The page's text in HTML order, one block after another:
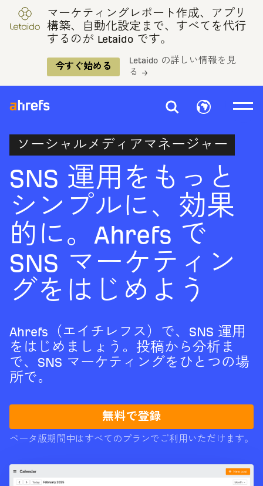
マーケティングレポート作成、アプリ
構築、自動化設定まで、すべてを代行
するのが Letaido です。
今すぐ始める
Letaido の詳しい情報を見
る →
ソーシャルメディアマネージャー
SNS 運用をもっと
シンプルに、効果
的に。Ahrefs で
SNS マーケティン
グをはじめよう
Ahrefs（エイチレフス）で、SNS 運用
をはじめましょう。投稿から分析ま
で、SNS マーケティングをひとつの場
所で。
無料で登録
ベータ版期間中はすべてのプランでご利用いただけます。